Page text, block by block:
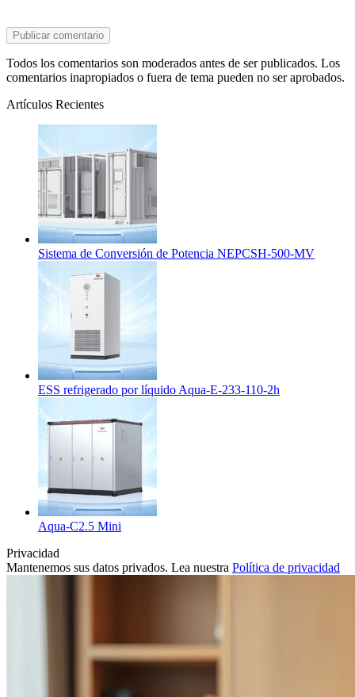
Todos los comentarios son moderados antes de ser publicados. Los
comentarios inapropiados o fuera de tema pueden no ser aprobados.
Artículos Recientes
Sistema de Conversión de Potencia NEPCSH-500-MV
ESS refrigerado por líquido Aqua-E-233-110-2h
Aqua-C2.5 Mini
Privacidad
Mantenemos sus datos privados. Lea nuestra Política de privacidad